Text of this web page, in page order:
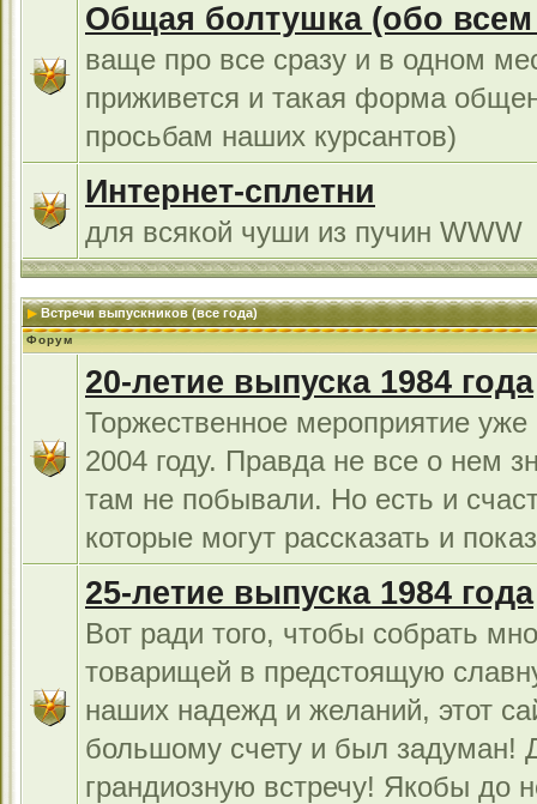
Общая болтушка (обо всем
ваще про все сразу и в одном
приживется и такая форма
просьбам наших курсантов)
Интернет-сплетни
для всякой чуши из пучин WWW
Встречи выпускников (все года)
Форум
20-летие выпуска 1984 года
Торжественное мероприятие уже
2004 году. Правда не все о нем
там не побывали. Но есть и
которые могут рассказать и
25-летие выпуска 1984 года
Вот ради того, чтобы собрать
товарищей в предстоящую
наших надежд и желаний, этот
большому счету и был задуман!
грандиозную встречу! Якобы до